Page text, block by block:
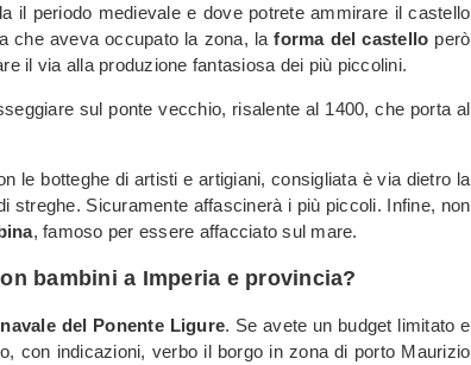
il periodo medievale e dove potrete ammirare il castello
che aveva occupato la zona, laforma del castello però
il via alla produzione fantasiosa dei più piccolini.
sul ponte vecchio, risalente al 1400, che porta al
le botteghe di artisti e artigiani, consigliata è via dietro la
streghe. Sicuramente affascinerà i più piccoli. Infine, non
, famoso per essere affacciato sul mare.
bambini a Imperia e provincia?
del Ponente Ligure. Se avete un budget limitato e
con indicazioni, verbo il borgo in zona di porto Maurizio